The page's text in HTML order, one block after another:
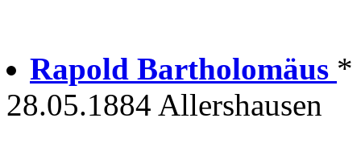
Rapold Bartholomäus *
28.05.1884 Allershausen